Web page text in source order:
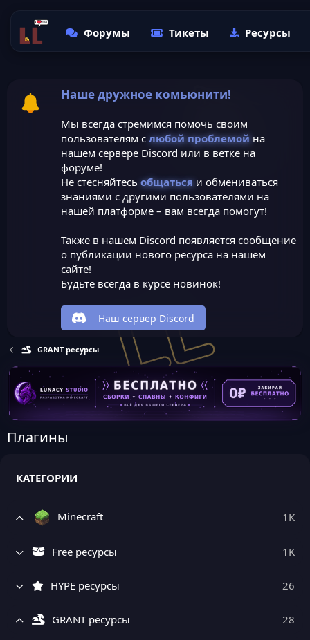
Форумы Тикеты Ресурсы
Наше дружное комьюнити!
Мы всегда стремимся помочь своим
пользователям с любой проблемойна
нашем сервере Discord или в ветке на
форуме!
Не стесняйтесь общатьсяи обмениваться
знаниями с другими пользователями на
нашей платформе – вам всегда помогут!
Также в нашем Discord появляется сообщение
о публикации нового ресурса на нашем
сайте!
Будьте всегда в курсе новинок!
Наш сервер Discord
GRANT ресурсы
Плагины
КАТЕГОРИИ
Minecraft 1K
Free ресурсы 1K
HYPE ресурсы 26
GRANT ресурсы 28